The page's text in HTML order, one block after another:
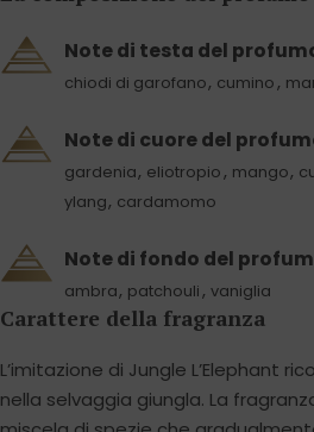
Note di testa del
chiodi di garofano, cumino,
Note di cuore del
gardenia, eliotropio, mango,
ylang, cardamomo
Note di fondo del
ambra, patchouli , vaniglia
Carattere della fragranza
L’imitazione di Jungle L’Elephant
nella selvaggia giungla. La